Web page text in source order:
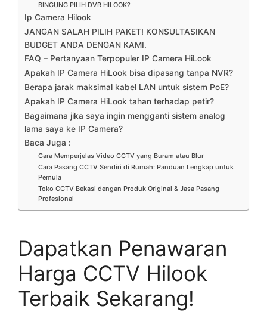
BINGUNG PILIH DVR HILOOK?
Ip Camera Hilook
JANGAN SALAH PILIH PAKET! KONSULTASIKAN
BUDGET ANDA DENGAN KAMI.
FAQ – Pertanyaan Terpopuler IP Camera HiLook
Apakah IP Camera HiLook bisa dipasang tanpa NVR?
Berapa jarak maksimal kabel LAN untuk sistem PoE?
Apakah IP Camera HiLook tahan terhadap petir?
Bagaimana jika saya ingin mengganti sistem analog
lama saya ke IP Camera?
Baca Juga :
Cara Memperjelas Video CCTV yang Buram atau Blur
Cara Pasang CCTV Sendiri di Rumah: Panduan Lengkap untuk
Pemula
Toko CCTV Bekasi dengan Produk Original & Jasa Pasang
Profesional
Dapatkan Penawaran
Harga CCTV Hilook
Terbaik Sekarang!